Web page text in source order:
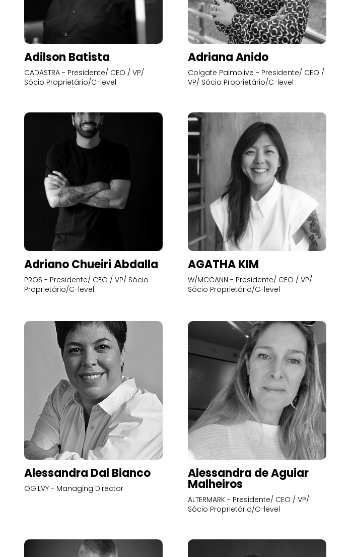
Adilson Batista
CADASTRA - Presidente/ CEO / VP/
Sócio Proprietário/C-level
Adriana Anido
Colgate Palmolive - Presidente/ CEO /
VP/ Sócio Proprietário/C-level
Adriano Chueiri Abdalla
PROS - Presidente/ CEO / VP/ Sócio
Proprietário/C-level
AGATHA KIM
W/MCCANN - Presidente/ CEO / VP/
Sócio Proprietário/C-level
Alessandra Dal Bianco
OGILVY - Managing Director
Alessandra de Aguiar
Malheiros
ALTERMARK - Presidente/ CEO / VP/
Sócio Proprietário/C-level